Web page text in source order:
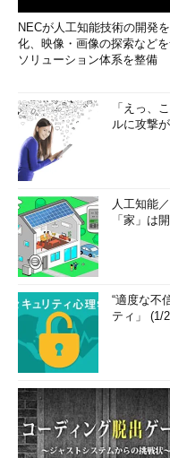
NECが人工知能技術の開発
化、映像・画像の探索など
ソリューション体系を整備
「えっ、
ルに攻撃
人工知能
「家」は
“適度な不
ティ」 (1/